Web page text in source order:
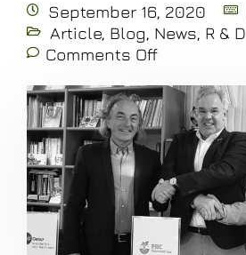
September 16, 2020
Article, Blog, News, R & D
Comments Off